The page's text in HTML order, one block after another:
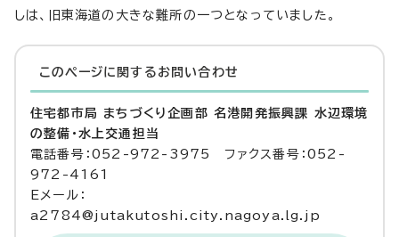
しは、旧東海道の大きな難所の一つとなっていました。
このページに関する お問い合わせ
住宅都市局 まちづくり企画部 名港開発振興課 水辺環境
の整備・水上交通担当
電話番号：052-972-3975 ファクス番号：052-
972-4161
Eメール：
a2784@jutakutoshi.city.nagoya.lg.jp